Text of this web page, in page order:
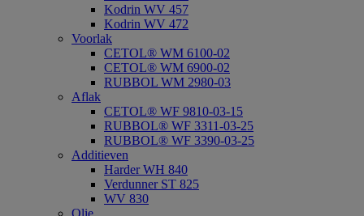
Kodrin WV 457
Kodrin WV 472
Voorlak
CETOL® WM 6100-02
CETOL® WM 6900-02
RUBBOL WM 2980-03
Aflak
CETOL® WF 9810-03-15
RUBBOL® WF 3311-03-25
RUBBOL® WF 3390-03-25
Additieven
Harder WH 840
Verdunner ST 825
WV 830
Olie